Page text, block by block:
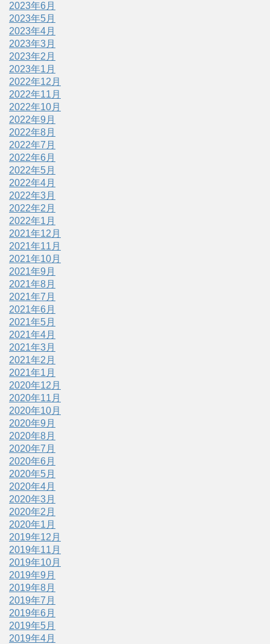
2023年6月
2023年5月
2023年4月
2023年3月
2023年2月
2023年1月
2022年12月
2022年11月
2022年10月
2022年9月
2022年8月
2022年7月
2022年6月
2022年5月
2022年4月
2022年3月
2022年2月
2022年1月
2021年12月
2021年11月
2021年10月
2021年9月
2021年8月
2021年7月
2021年6月
2021年5月
2021年4月
2021年3月
2021年2月
2021年1月
2020年12月
2020年11月
2020年10月
2020年9月
2020年8月
2020年7月
2020年6月
2020年5月
2020年4月
2020年3月
2020年2月
2020年1月
2019年12月
2019年11月
2019年10月
2019年9月
2019年8月
2019年7月
2019年6月
2019年5月
2019年4月